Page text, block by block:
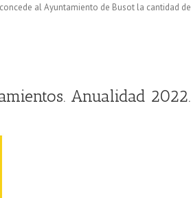
al Ayuntamiento de Busot la cantidad de
Anualidad 2022.